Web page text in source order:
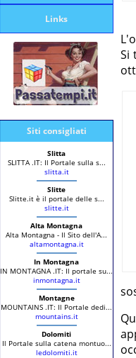
Links
Siti consigliati
Slitta
SLITTA .IT: Il Portale sulla s...
slitta.it
Slitte
Slitte.it è il portale delle s...
slitte.it
Alta Montagna
Alta Montagna - Il Sito dell'A...
altamontagna.it
In Montagna
IN MONTAGNA .IT: Il portale su...
inmontagna.it
Montagne
MOUNTAINS .IT: Il Portale dedi...
mountains.it
Dolomiti
Il Portale sulla catena montuo...
ledolomiti.it
Si